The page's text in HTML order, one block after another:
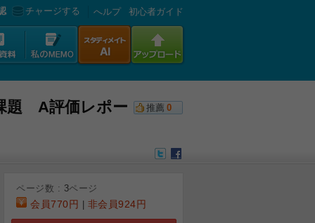
チャージする へルプ 初心者ガイド
題 A評価レポー 推薦 0
ページ数 : 3ページ
会員770円 非会員924円